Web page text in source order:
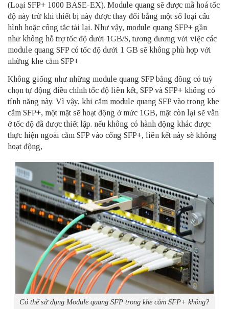
(Loại SFP+ 1000 BASE-EX). Module quang sẽ được mã hoá tốc
độ này trừ khi thiết bị này được thay đổi bằng một số loại cấu
hình hoặc công tắc tải lại. Như vậy, module quang SFP+ gần
như không hỗ trợ tốc độ dưới 1GB/S, tương đương với việc các
module quang SFP có tốc độ dưới 1 GB sẽ không phù hợp với
những khe cắm SFP+
Không giống như những module quang SFP bằng đồng có tuỳ
chọn tự động điều chỉnh tốc độ liên kết, SFP và SFP+ không có
tính năng này. Vì vậy, khi cắm module quang SFP vào trong khe
cắm SFP+, một mặt sẽ hoạt động ở mức 1GB, mặt còn lại sẽ vẫn
ở tốc độ đã được thiết lập. nếu không có hành động khác được
thực hiện ngoài cắm SFP vào cổng SFP+, liên kết này sẽ không
hoạt động,
Có thể sử dụng Module quang SFP trong khe cắm SFP+ không?